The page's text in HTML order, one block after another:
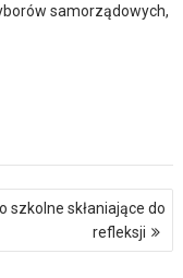
samorządowych,
szkolne skłaniające do
refleksji